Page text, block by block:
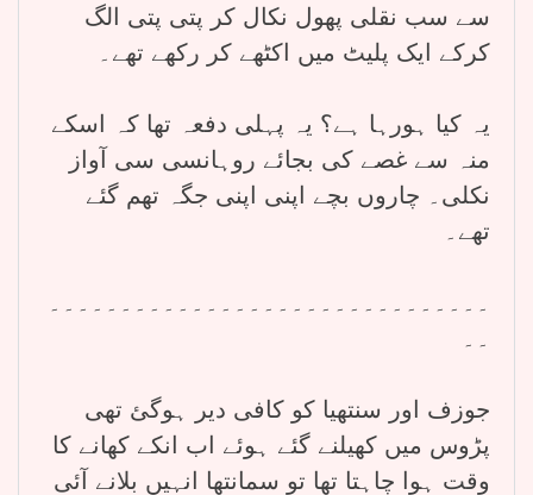
سے سب نقلی پھول نکال کر پتی پتی الگ
کرکے ایک پلیٹ میں اکٹھے کر رکھے تھے۔
یہ کیا ہورہا ہے؟ یہ پہلی دفعہ تھا کہ اسکے
منہ سے غصے کی بجائے روہانسی سی آواز
نکلی۔ چاروں بچے اپنی اپنی جگہ تھم گئے
تھے۔
۔۔۔۔۔۔۔۔۔۔۔۔۔۔۔۔۔۔۔۔۔۔۔۔۔۔۔۔۔۔۔
۔۔
جوزف اور سنتھیا کو کافی دیر ہوگئ تھی
پڑوس میں کھیلنے گئے ہوئے اب انکے کھانے کا
وقت ہوا چاہتا تھا تو سمانتھا انہیں بلانے آئی